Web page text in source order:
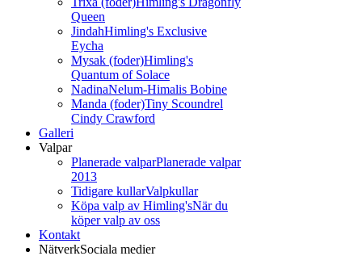
Queen
JindahHimling's Exclusive
Eycha
Mysak (foder)Himling's
Quantum of Solace
NadinaNelum-Himalis Bobine
Manda (foder)Tiny Scoundrel
Cindy Crawford
Galleri
Valpar
Planerade valparPlanerade valpar
2013
Tidigare kullarValpkullar
Köpa valp av Himling'sNär du
köper valp av oss
Kontakt
NätverkSociala medier